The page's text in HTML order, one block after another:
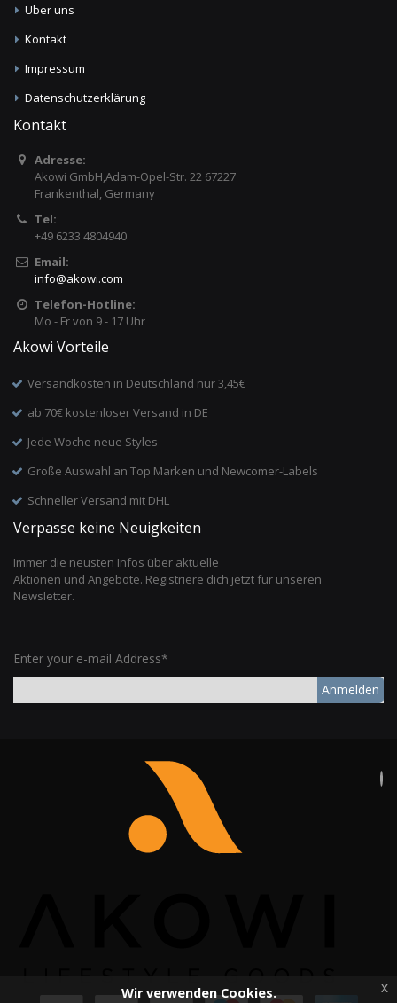
Über uns
Kontakt
Impressum
Datenschutzerklärung
Kontakt
Adresse:
Akowi GmbH,Adam-Opel-Str. 22 67227
Frankenthal, Germany
Tel:
+49 6233 4804940
Email:
info@akowi.com
Telefon-Hotline:
Mo - Fr von 9 - 17 Uhr
Akowi Vorteile
Versandkosten in Deutschland nur 3,45€
ab 70€ kostenloser Versand in DE
Jede Woche neue Styles
Große Auswahl an Top Marken und Newcomer-Labels
Schneller Versand mit DHL
Verpasse keine Neuigkeiten
Immer die neusten Infos über aktuelle
Aktionen und Angebote. Registriere dich jetzt für unseren
Newsletter.
Enter your e-mail Address*
Anmelden
Wir verwenden Cookies. x